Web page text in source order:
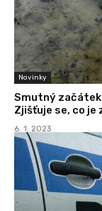
Novinky
Smutný
Zjišťuje se, co je
6. 1. 2023